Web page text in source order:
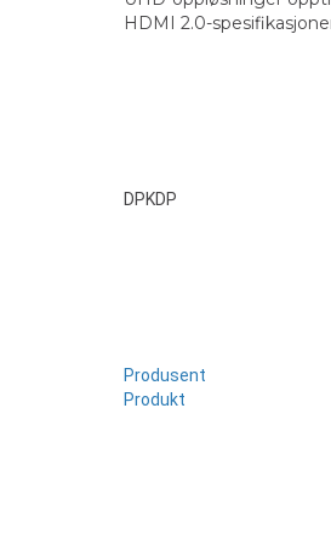
HDMI 2.0-
DPKDP
Produsent
Produkt